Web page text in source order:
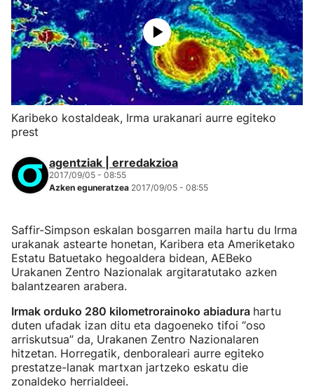
Karibeko kostaldeak, Irma urakanari aurre egiteko
prest
agentziak | erredakzioa
2017/09/05 - 08:55
Azken eguneratzea 2017/09/05 - 08:55
Saffir-Simpson eskalan bosgarren maila hartu du Irma
urakanak astearte honetan, Karibera eta Ameriketako
Estatu Batuetako hegoaldera bidean, AEBeko
Urakanen Zentro Nazionalak argitaratutako azken
balantzearen arabera.
Irmak orduko 280 kilometrorainoko abiadura hartu
duten ufadak izan ditu eta dagoeneko tifoi “oso
arriskutsua” da, Urakanen Zentro Nazionalaren
hitzetan. Horregatik, denboraleari aurre egiteko
prestatze-lanak martxan jartzeko eskatu die
zonaldeko herrialdeei.